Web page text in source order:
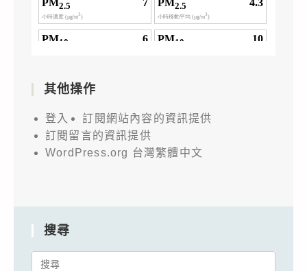
其他操作
登入
訂閱網站內容的資訊提供
訂閱留言的資訊提供
WordPress.org 台灣繁體中文
搜尋
Search